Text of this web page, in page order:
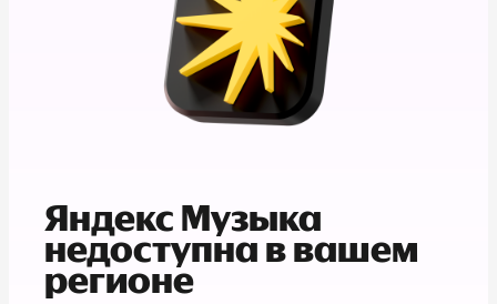
Яндекс Музыка
недоступна в вашем
регионе